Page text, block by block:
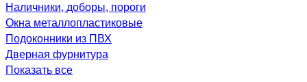
Наличники, доборы, пороги
Окна металлопластиковые
Подоконники из ПВХ
Дверная фурнитура
Показать все